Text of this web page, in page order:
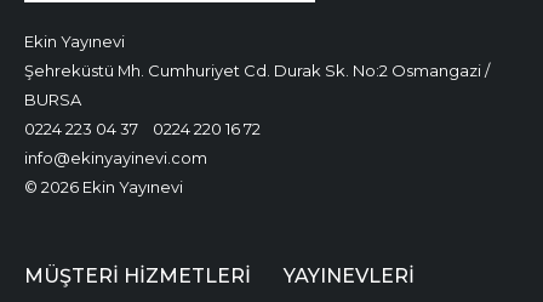
Ekin Yayınevi
Şehreküstü Mh. Cumhuriyet Cd. Durak Sk. No:2 Osmangazi /
BURSA
0224 223 04 37
0224 220 16 72
info@ekinyayinevi.com
© 2026 Ekin Yayınevi
MÜŞTERI HIZMETLERI YAYINEVLERI